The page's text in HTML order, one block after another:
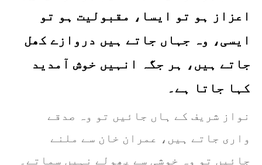
اعزاز ہو تو ایسا، مقبولیت ہو تو
ایسی، وہ جہاں جاتے ہیں دروازے کھل
جاتے ہیں، ہر جگہ انہیں خوش آمدید
کہا جاتا ہے۔
نواز شریف کے ہاں جائیں تو وہ صدقے
واری جاتے ہیں، عمران خان سے ملنے
جائیں تو وہ خوشی سے پھولے نہیں سماتے۔